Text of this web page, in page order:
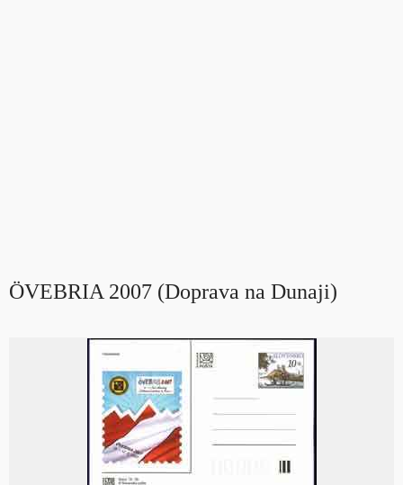
ÖVEBRIA 2007 (Doprava na Dunaji)